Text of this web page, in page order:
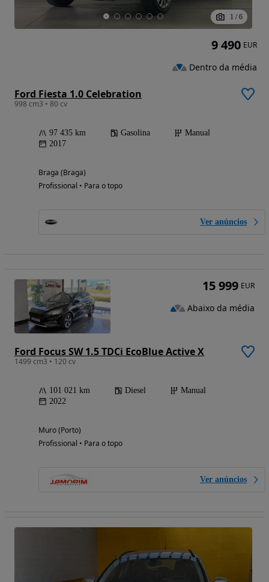
1 / 6
Ford Fiesta 1.0 Celebration
998 cm3 • 80 cv
97 435 km Gasolina
Manual
2017
Braga (Braga)
Profissional • Para o topo
Ver anúncios
9 490 EUR
Dentro da média
Ford Focus SW 1.5 TDCi EcoBlue Active X
1499 cm3 • 120 cv
101 021 km Diesel
Manual
2022
Muro (Porto)
Profissional • Para o topo
Ver anúncios
15 999 EUR
Abaixo da média